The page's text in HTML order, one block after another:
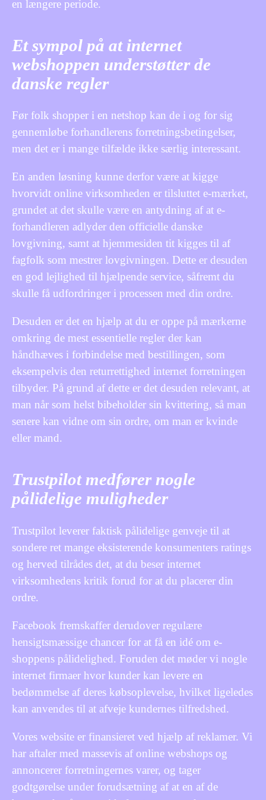
en længere periode.
Et sympol på at internet
webshoppen understøtter de
danske regler
Før folk shopper i en netshop kan de i og for sig
gennemløbe forhandlerens forretningsbetingelser,
men det er i mange tilfælde ikke særlig interessant.
En anden løsning kunne derfor være at kigge
hvorvidt online virksomheden er tilsluttet e-mærket,
grundet at det skulle være en antydning af at e-
forhandleren adlyder den officielle danske
lovgivning, samt at hjemmesiden tit kigges til af
fagfolk som mestrer lovgivningen. Dette er desuden
en god lejlighed til hjælpende service, såfremt du
skulle få udfordringer i processen med din ordre.
Desuden er det en hjælp at du er oppe på mærkerne
omkring de mest essentielle regler der kan
håndhæves i forbindelse med bestillingen, som
eksempelvis den returrettighed internet forretningen
tilbyder. På grund af dette er det desuden relevant, at
man når som helst bibeholder sin kvittering, så man
senere kan vidne om sin ordre, om man er kvinde
eller mand.
Trustpilot medfører nogle
pålidelige muligheder
Trustpilot leverer faktisk pålidelige genveje til at
sondere ret mange eksisterende konsumenters ratings
og herved tilrådes det, at du beser internet
virksomhedens kritik forud for at du placerer din
ordre.
Facebook fremskaffer derudover regulære
hensigtsmæssige chancer for at få en idé om e-
shoppens pålidelighed. Foruden det møder vi nogle
internet firmaer hvor kunder kan levere en
bedømmelse af deres købsoplevelse, hvilket ligeledes
kan anvendes til at afveje kundernes tilfredshed.
Vores website er finansieret ved hjælp af reklamer. Vi
har aftaler med massevis af online webshops og
annoncerer forretningernes varer, og tager
godtgørelse under forudsætning af at en af de